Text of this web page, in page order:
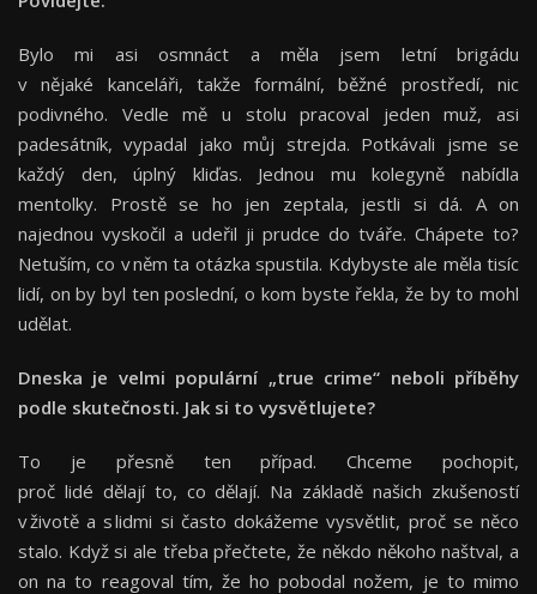
Bylo mi asi osmnáct a měla jsem letní brigádu
v nějaké kanceláři, takže formální, běžné prostředí, nic
podivného. Vedle mě u stolu pracoval jeden muž, asi
padesátník, vypadal jako můj strejda. Potkávali jsme se
každý den, úplný kliďas. Jednou mu kolegyně nabídla
mentolky. Prostě se ho jen zeptala, jestli si dá. A on
najednou vyskočil a udeřil ji prudce do tváře. Chápete to?
Netuším, co v něm ta otázka spustila. Kdybyste ale měla tisíc
lidí, on by byl ten poslední, o kom byste řekla, že by to mohl
udělat.
Dneska je velmi populární „true crime“ neboli příběhy
podle skutečnosti. Jak si to vysvětlujete?
To je přesně ten případ. Chceme pochopit,
proč lidé dělají to, co dělají. Na základě našich zkušeností
v životě a s lidmi si často dokážeme vysvětlit, proč se něco
stalo. Když si ale třeba přečtete, že někdo někoho naštval, a
on na to reagoval tím, že ho pobodal nožem, je to mimo